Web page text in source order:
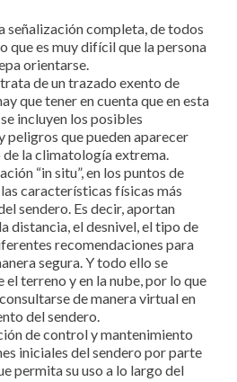
señalización completa, de todos
que es muy difícil que la persona
orientarse.
de un trazado exento de
que tener en cuenta que en esta
incluyen los posibles
peligros que pueden aparecer
la climatología extrema.
“in situ”, en los puntos de
características físicas más
sendero. Es decir, aportan
distancia, el desnivel, el tipo de
recomendaciones para
segura. Y todo ello se
el terreno y en la nube, por lo que
de manera virtual en
del sendero.
de control y mantenimiento
iniciales del sendero por parte
permita su uso a lo largo del